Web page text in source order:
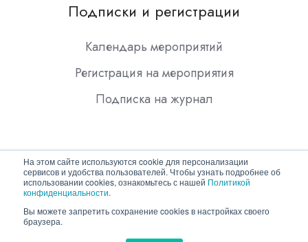
На этом сайте используются cookie для персонализации
сервисов и удобства пользователей. Чтобы узнать подробнее об
использовании cookies, ознакомьтесь с нашей Политикой
конфиденциальности.
Вы можете запретить сохранение cookies в настройках своего
браузера.
Подписки и регистрации
Календарь мероприятий
Регистрация на мероприятия
Подписка на журнал
Copyright © 2026 ООО "Гротек"
Политика конфиденциальности